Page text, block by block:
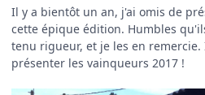
Il y a bientôt un an, j'ai omis de
cette épique édition. Humbles
tenu rigueur, et je les en
présenter les vainqueurs 2017 !